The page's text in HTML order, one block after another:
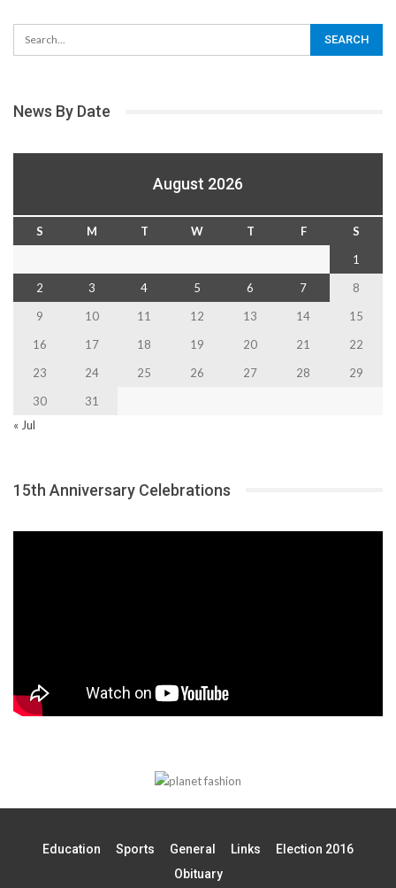
News By Date
August 2026
S M T W T F
S
1
2
3 4 5 6 7
8
9
10 11 12 13 14
15
16
17 18 19 20 21
22
23
24 25 26 27 28
29
30
31
« Jul
15th Anniversary Celebrations
Education Sports General Links
Election 2016
Obituary